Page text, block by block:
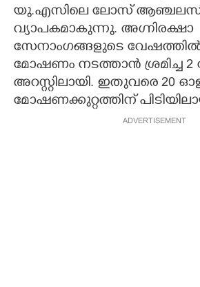
LITERATURE
CONTACT US
യു.എസിലെ ലോസ്
വ്യാപകമാകുന്നു. അഗ്നിരക്ഷാ
സേനാംഗങ്ങളുടെ
മോഷണം നടത്താൻ ശ്രമിച്ച 2
അറസ്റ്റിലായി. ഇതുവരെ 20
മോഷണക്കുറ്റത്തിന്
ADVERTISEMENT